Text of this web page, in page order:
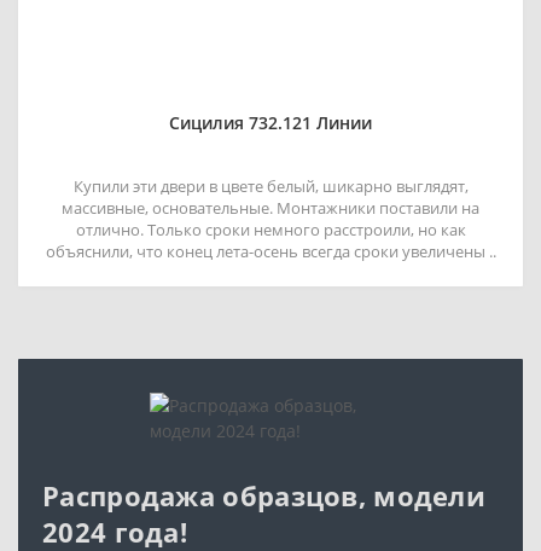
Сицилия 732.121 Линии
Купили эти двери в цвете белый, шикарно выглядят,
массивные, основательные. Монтажники поставили на
отлично. Только сроки немного расстроили, но как
объяснили, что конец лета-осень всегда сроки увеличены ..
Распродажа образцов, модели
2024 года!